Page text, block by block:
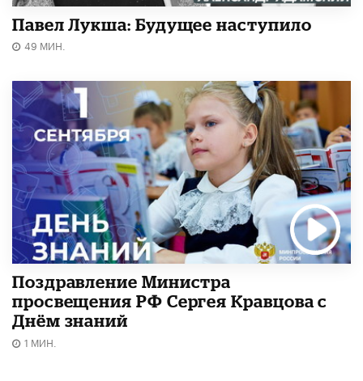
Павел Лукша: Будущее наступило
49 МИН.
Поздравление Министра
просвещения РФ Сергея Кравцова с
Днём знаний
1 МИН.